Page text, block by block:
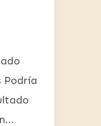
Podría